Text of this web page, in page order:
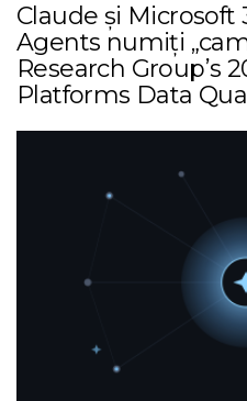
Claude și Microsoft
Agents numiți
Research Group’s
Platforms Data